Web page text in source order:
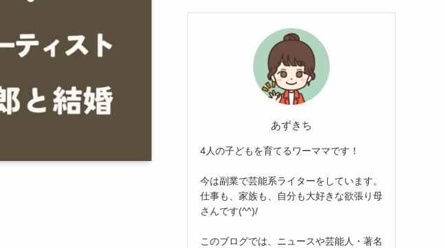
あずきち
4人の子どもを育てるワーママです！
今は副業で芸能系ライターをしています。
仕事も、家族も、自分も大好きな欲張り母
さんです(^^)/
このブログでは、ニュースや芸能人・著名